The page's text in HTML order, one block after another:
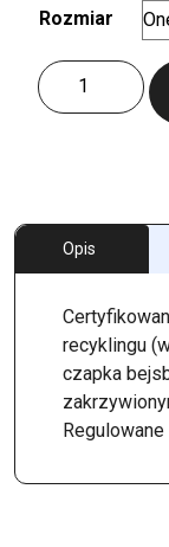
Rozmiar
ilość
Joshua
Opis
recyklingu
czapka